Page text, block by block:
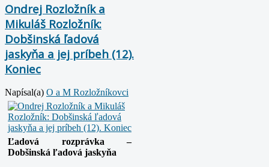
Ondrej Rozložník a
Mikuláš Rozložník:
Dobšinská ľadová
jaskyňa a jej príbeh (12).
Koniec
Napísal(a) O a M Rozložníkovci
Ľadová rozprávka –
Dobšinská ľadová jaskyňa